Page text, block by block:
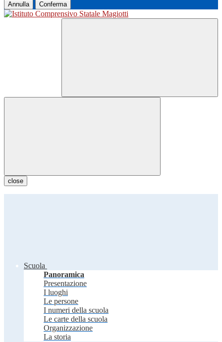
Annulla Conferma
close
Scuola
Panoramica
Presentazione
I luoghi
Le persone
I numeri della scuola
Le carte della scuola
Organizzazione
La storia